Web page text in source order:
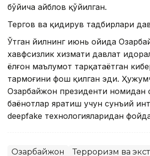
бўйича айблов қўйилган.
Тергов ва қидирув тадбирлари
Ўтган йилнинг июнь ойида
хавфсизлик хизмати давлат
ёлғон маълумот тарқатаётган
тармоғини фош қилган эди.
Озарбайжон президенти номидан
баёнотлар яратиш учун сунъий
deepfake технологияларидан
Озарбайжон Терроризм ва